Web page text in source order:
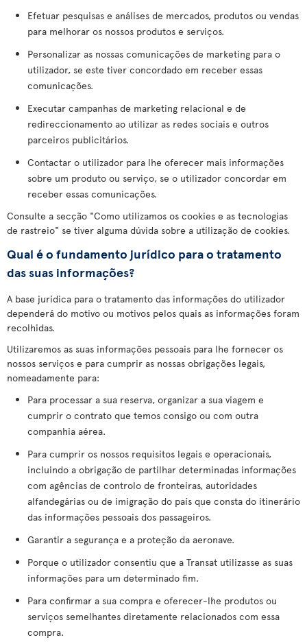
Efetuar pesquisas e análises de mercados, produtos ou vendas
para melhorar os nossos produtos e serviços.
Personalizar as nossas comunicações de marketing para o
utilizador, se este tiver concordado em receber essas
comunicações.
Executar campanhas de marketing relacional e de
redireccionamento ao utilizar as redes sociais e outros
parceiros publicitários.
Contactar o utilizador para lhe oferecer mais informações
sobre um produto ou serviço, se o utilizador concordar em
receber essas comunicações.
Consulte a secção "Como utilizamos os cookies e as tecnologias
de rastreio" se tiver alguma dúvida sobre a utilização de cookies.
Qual é o fundamento jurídico para o tratamento
das suas informações?
A base jurídica para o tratamento das informações do utilizador
dependerá do motivo ou motivos pelos quais as informações foram
recolhidas.
Utilizaremos as suas informações pessoais para lhe fornecer os
nossos serviços e para cumprir as nossas obrigações legais,
nomeadamente para:
Para processar a sua reserva, organizar a sua viagem e
cumprir o contrato que temos consigo ou com outra
companhia aérea.
Para cumprir os nossos requisitos legais e operacionais,
incluindo a obrigação de partilhar determinadas informações
com agências de controlo de fronteiras, autoridades
alfandegárias ou de imigração do país que consta do itinerário
das informações pessoais dos passageiros.
Garantir a segurança e a proteção da aeronave.
Porque o utilizador consentiu que a Transat utilizasse as suas
informações para um determinado fim.
Para confirmar a sua compra e oferecer-lhe produtos ou
serviços semelhantes diretamente relacionados com essa
compra.